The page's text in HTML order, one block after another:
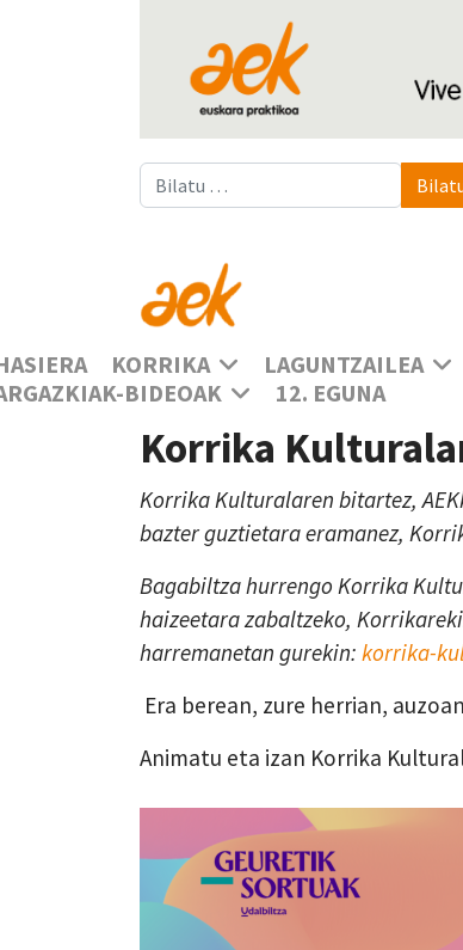
Bilatu
KORRIKA LAGUNTZAILEA
BIDEOAK
12. EGUNA
Korrika
Korrika Kulturalaren bitartez,
bazter guztietara eramanez,
Bagabiltza hurrengo Korrika
haizeetara zabaltzeko,
harremanetan gurekin: korrika-
Era berean, zure herrian,
Animatu eta izan Korrika